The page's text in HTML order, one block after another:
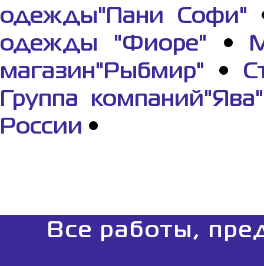
одежды"Пани Софи"
одежды "Фиоре" •
магазин"Рыбмир" •
Группа компаний"Ява"
России •
Все работы,